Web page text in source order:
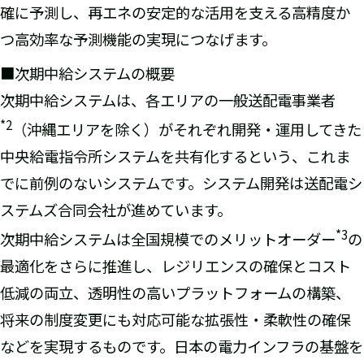
確に予測し、再エネの安定的な活用を支える高精度か
つ高効率な予測機能の実現につなげます。
■次期中給システムの概要
次期中給システムは、各エリアの一般送配電事業者
*2 （沖縄エリアを除く）がそれぞれ開発・運用してきた
中央給電指令所システムを共有化するという、これま
でに前例のないシステムです。システム開発は送配電シ
ステムズ合同会社が進めています。
次期中給システムは全国規模でのメリットオーダー*3の
最適化をさらに推進し、レジリエンスの確保とコスト
低減の両立、透明性の高いプラットフォームの構築、
将来の制度変更にも対応可能な拡張性・柔軟性の確保
などを実現するものです。日本の電力インフラの基盤を